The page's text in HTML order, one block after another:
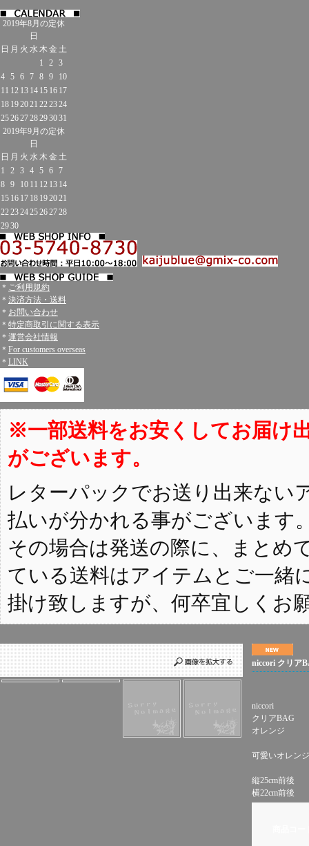
2019年8月の定休
日
日 月 火 水 木 金 土
1
2 3
4 5 6 7 8 9
10
11 12 13 14 15 16 17
18 192021 222324
25262728293031
2019年9月の定休
日
日 月 火 水 木 金 土
1
2 3 4 5 6 7
8 9 10 11 12 13 14
15 16 17 18 192021
22232425262728
2930
＊ ご利用規約
＊ 決済方法・送料
＊ お問い合わせ
＊ 特定商取引に関する表示
＊ 運営会社情報
＊ For customers overseas
＊ LINK
※一部送料をお安くしてお届け
がございます。
レターパックでお送り出来ない
払いが分かれる事がございます
その場合は発送の際に、まとめ
ている送料はアイテムとご一緒
掛け致しますが、何卒宜しくお
niccori クリア
niccori
クリアBAG
オレンジ
可愛いオレン
縦25cm前後
横22cm前後